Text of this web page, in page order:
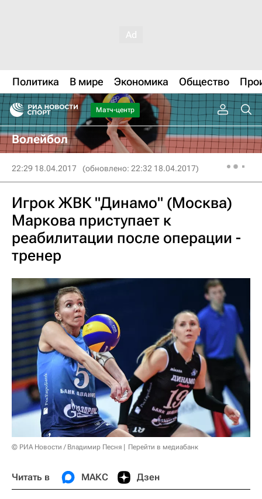
Политика В мире Экономика Общество
Матч-центр
Волейбол
22:29 18.04.2017 (обновлено: 22:32 18.04.2017)
Игрок ЖВК "Динамо" (Москва)
Маркова приступает к
реабилитации после операции -
тренер
© РИА Новости / Владимир Песня Перейти в медиабанк
Читать в МАКС Дзен